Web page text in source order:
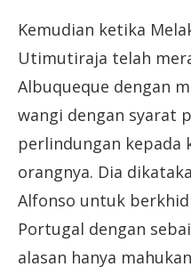
Kemudian ketika
Utimutiraja telah
Albuqueque dengan
wangi dengan syarat
perlindungan kepada
orangnya. Dia
Alfonso untuk
Portugal dengan
alasan hanya